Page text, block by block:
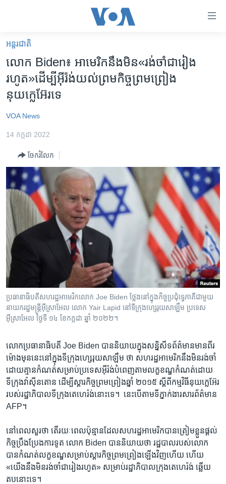
គេហទំព័រ​
ទាក់ទង
និង​
ចូល​
ទំព័រ​
ព័ត៌មាន​​
រំលង​
ចូល​
ទំព័រ​
រចនា
សម្ព័ន្ធ​
រំលង​
និង​
ចូល​
ទៅ​
កាន់​
ទំព័រ​
ស្វែង​
អាមេរិក
ព្រឹត្តិការណ៍ព័ត៌មាន
ទូរទស្សន៍ / វីដេអូ​
វិទ្យុ / ផតខាសថ៍
កម្មវិធីទាំងអស់
Khmer English
បណ្តាញ​សង្គម
ភាសា
អន្តរជាតិ
លោក Biden៖ អាមេរិក​នឹង​មិន​​«រង់ចាំ​ជា​រៀង​
រហូត»​ដើម្បី​អ៊ីរ៉ង់​យល់ព្រម​កិច្ច​ព្រមព្រៀង​
នុយក្លេអ៊ែរ​ទេ
VOA News
14 កក្កដា 2022
ចែករំលែក
ប្រធានាធិបតីសហរដ្ឋអាមេរិកលោក Joe Biden ថ្លែងនៅក្នុងកិច្ចប្រជុំទ្វេភាគីជាមួយ
នាយករដ្ឋមន្ត្រីអ៊ីស្រាអែល លោក Yair Lapid នៅទីក្រុងហ្សេរុយសាឡឹម ប្រទេស
អ៊ីស្រាអែល ថ្ងៃទី ១៤ ខែកក្កដា ឆ្នាំ ២០២២។
លោក​ប្រធានាធិបតី​ Joe Biden ​បាន​និយាយ​ក្នុង​សន្និសីទ​ព័ត៌មាន​មាន​ពីរ​
ម៉ោង​មុន​នេះ​នៅក្នុង​ទីក្រុង​ហ្សេរុយសាឡឹម ​ថា​ សហរដ្ឋ​អាមេរិក​នឹង​មិន​រង់​ចាំ​
ដោយ​គ្មាន​កំណត់​សម្រាប់​ប្រទេស​អ៊ីរ៉ង់​បំពេញ​តាម​លក្ខខណ្ឌ​កំណត់​ដោយ​
ទីក្រុង​វ៉ាស៊ីនតោន ​ដើម្បី​ស្តារ​កិច្ច​ព្រមព្រៀង​ឆ្នាំ​ ២០១៥​ ស្តីពី​កម្ម​វិធី​នុយក្លេអ៊ែរ​
របស់​រដ្ឋាភិបាល​ទីក្រុង​តេហេរ៉ង់​នោះ​ទេ។ ​ នេះ​បើតាម​ទីភ្នាក់ងារ​សារព័ត៌មាន​
AFP។​
នៅពេល​សួរ​ថា​ តើ​រយៈ​ពេល​ប៉ុន្មាន​ដែល​សហរដ្ឋ​អាមេរិក​បាន​ត្រៀម​ខ្លួន​ផ្តល់​
កិច្ច​ប្រឹងប្រែង​ការទូត ​លោក ​Biden ​បាន​និយាយ​ថា​ រដ្ឋបាល​របស់​លោក​
បាន​កំណត់​លក្ខខណ្ឌ​សម្រាប់​ស្ដារ​កិច្ច​ព្រមព្រៀង​ឡើង​វិញ​ហើយ ហើយ​
«យើង​នឹង​មិន​រង់ចាំ​ជារៀង​រហូត» សម្រាប់​រដ្ឋាភិបាល​ក្រុង​តេហេរ៉ង់​ ឆ្លើយ​
តប​នោះទេ។